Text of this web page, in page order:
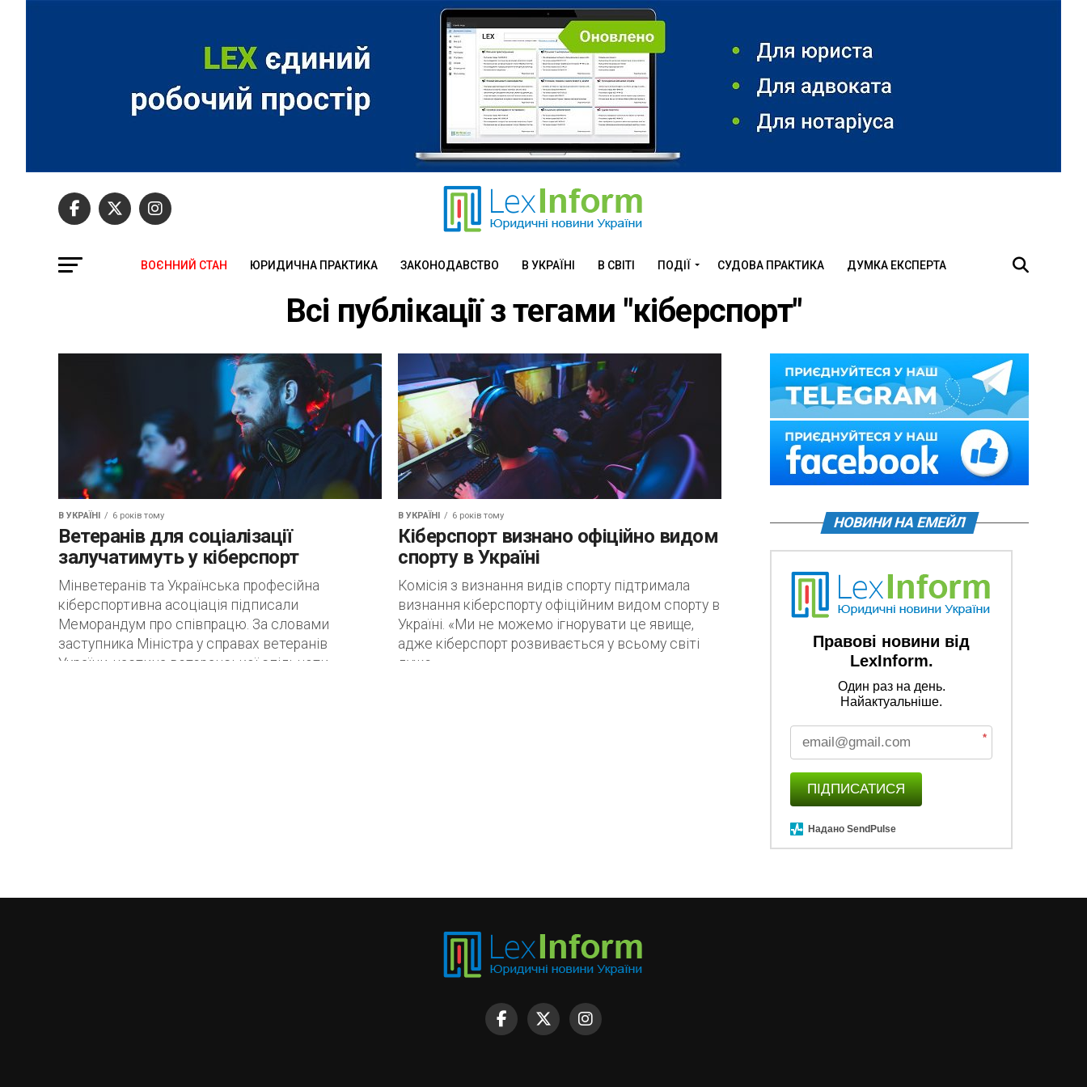
ВОЄННИЙ СТАН ЮРИДИЧНА ПРАКТИКА ЗАКОНОДАВСТВО В УКРАЇНІ В СВІТІ ПОДІЇ СУДОВА ПРАКТИКА ДУМКА ЕКСПЕРТА
Всі публікації з тегами "кіберспорт"
В УКРАЇНІ 6 років тому
Ветеранів для соціалізації
залучатимуть у кіберспорт
Мінветеранів та Українська професійна
кіберспортивна асоціація підписали
Меморандум про співпрацю. За словами
заступника Міністра у справах ветеранів
України, частина ветеранської спільноти
В УКРАЇНІ 6 років тому
Кіберспорт визнано офіційно видом
спорту в Україні
Комісія з визнання видів спорту підтримала
визнання кіберспорту офіційним видом спорту в
Україні. «Ми не можемо ігнорувати це явище,
адже кіберспорт розвивається у всьому світі
дуже...
НОВИНИ НА ЕМЕЙЛ
Правові новини від
LexInform.
Один раз на день.
Найактуальніше.
*
ПІДПИСАТИСЯ
Надано SendPulse